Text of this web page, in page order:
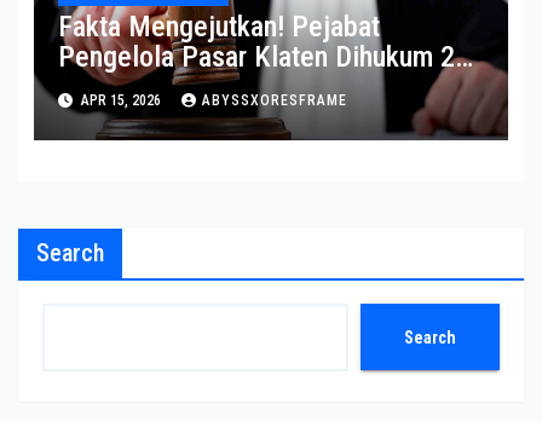
Fakta Mengejutkan! Pejabat
Pengelola Pasar Klaten Dihukum 2
Tahun Penjara
APR 15, 2026 ABYSSXORESFRAME
Search
Search